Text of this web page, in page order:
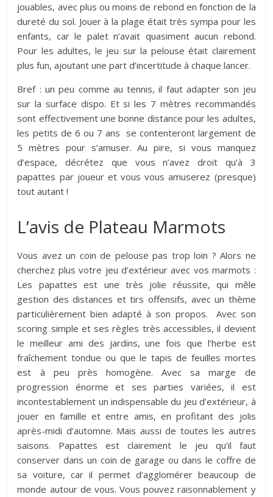
jouables, avec plus ou moins de rebond en fonction de la
dureté du sol. Jouer à la plage était très sympa pour les
enfants, car le palet n’avait quasiment aucun rebond.
Pour les adultes, le jeu sur la pelouse était clairement
plus fun, ajoutant une part d’incertitude à chaque lancer.
Bref : un peu comme au tennis, il faut adapter son jeu
sur la surface dispo. Et si les 7 mètres recommandés
sont effectivement une bonne distance pour les adultes,
les petits de 6 ou 7 ans se contenteront largement de
5 mètres pour s’amuser. Au pire, si vous manquez
d’espace, décrétez que vous n’avez droit qu’à 3
papattes par joueur et vous vous amuserez (presque)
tout autant !
L’avis de Plateau Marmots
Vous avez un coin de pelouse pas trop loin ? Alors ne
cherchez plus votre jeu d’extérieur avec vos marmots :
Les papattes est une très jolie réussite, qui mêle
gestion des distances et tirs offensifs, avec un thème
particulièrement bien adapté à son propos. Avec son
scoring simple et ses règles très accessibles, il devient
le meilleur ami des jardins, une fois que l’herbe est
fraîchement tondue ou que le tapis de feuilles mortes
est à peu près homogène. Avec sa marge de
progression énorme et ses parties variées, il est
incontestablement un indispensable du jeu d’extérieur, à
jouer en famille et entre amis, en profitant des jolis
après-midi d’automne. Mais aussi de toutes les autres
saisons. Papattes est clairement le jeu qu’il faut
conserver dans un coin de garage ou dans le coffre de
sa voiture, car il permet d’agglomérer beaucoup de
monde autour de vous. Vous pouvez raisonnablement y